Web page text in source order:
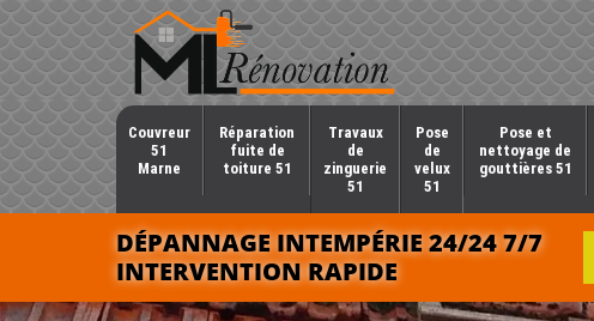
Couvreur
51
Marne
Réparation
fuite de
toiture 51
Travaux
de
zinguerie
51
Pose
de
velux
51
Pose et
nettoyage de
gouttières 51
DÉPANNAGE INTEMPÉRIE 24/24 7/7
INTERVENTION RAPIDE